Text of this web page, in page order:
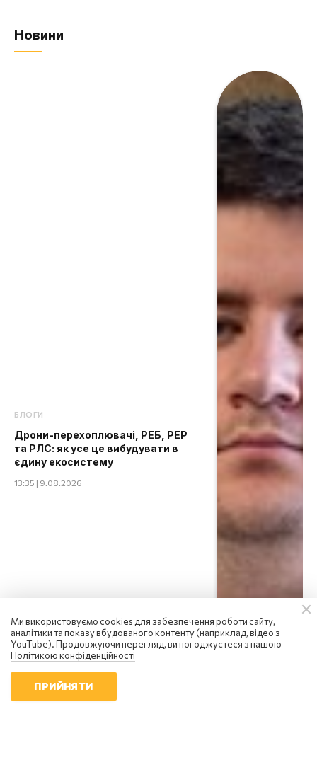
Новини
БЛОГИ
Дрони-перехоплювачі, РЕБ, РЕР
та РЛС: як усе це вибудувати в
єдину екосистему
13:35 | 9.08.2026
Ми використовуємо cookies для забезпечення роботи сайту,
аналітики та показу вбудованого контенту (наприклад, відео з
YouTube). Продовжуючи перегляд, ви погоджуєтеся з нашою
Політикою конфіденційності
ПРИЙНЯТИ